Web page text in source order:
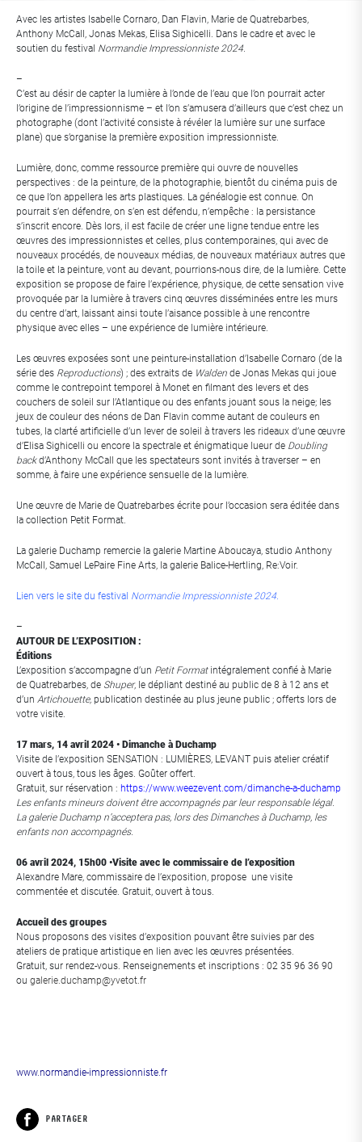
Avec les artistes Isabelle Cornaro, Dan Flavin, Marie de Quatrebarbes,
Anthony McCall, Jonas Mekas, Elisa Sighicelli. Dans le cadre et avec le
soutien du festival Normandie Impressionniste 2024.
–
C’est au désir de capter la lumière à l’onde de l’eau que l’on pourrait acter
l’origine de l’impressionnisme – et l’on s’amusera d’ailleurs que c’est chez un
photographe (dont l’activité consiste à révéler la lumière sur une surface
plane) que s’organise la première exposition impressionniste.
Lumière, donc, comme ressource première qui ouvre de nouvelles
perspectives : de la peinture, de la photographie, bientôt du cinéma puis de
ce que l’on appellera les arts plastiques. La généalogie est connue. On
pourrait s’en défendre, on s’en est défendu, n’empêche : la persistance
s’inscrit encore. Dès lors, il est facile de créer une ligne tendue entre les
œuvres des impressionnistes et celles, plus contemporaines, qui avec de
nouveaux procédés, de nouveaux médias, de nouveaux matériaux autres que
la toile et la peinture, vont au devant, pourrions-nous dire, de la lumière. Cette
exposition se propose de faire l’expérience, physique, de cette sensation vive
provoquée par la lumière à travers cinq œuvres disséminées entre les murs
du centre d’art, laissant ainsi toute l’aisance possible à une rencontre
physique avec elles – une expérience de lumière intérieure.
Les œuvres exposées sont une peinture-installation d’Isabelle Cornaro (de la
série des Reproductions) ; des extraits de Walden de Jonas Mekas qui joue
comme le contrepoint temporel à Monet en filmant des levers et des
couchers de soleil sur l’Atlantique ou des enfants jouant sous la neige; les
jeux de couleur des néons de Dan Flavin comme autant de couleurs en
tubes, la clarté artificielle d’un lever de soleil à travers les rideaux d’une œuvre
d’Elisa Sighicelli ou encore la spectrale et énigmatique lueur de Doubling
backd’Anthony McCall que les spectateurs sont invités à traverser – en
somme, à faire une expérience sensuelle de la lumière.
Une œuvre de Marie de Quatrebarbes écrite pour l’occasion sera éditée dans
la collection Petit Format.
La galerie Duchamp remercie la galerie Martine Aboucaya, studio Anthony
McCall, Samuel LePaire Fine Arts, la galerie Balice-Hertling, Re:Voir.
Lien vers le site du festival Normandie Impressionniste 2024.
–
AUTOUR DE L’EXPOSITION :
Éditions
L’exposition s’accompagne d’un Petit Formatintégralement confié à Marie
de Quatrebarbes, de Shuper, le dépliant destiné au public de 8 à 12 ans et
d’un Artichouette, publication destinée au plus jeune public ; offerts lors de
votre visite.
17 mars, 14 avril 2024 • Dimanche à Duchamp
Visite de l’exposition SENSATION : LUMIÈRES, LEVANT puis atelier créatif
ouvert à tous, tous les âges. Goûter offert.
Gratuit, sur réservation : https://www.weezevent.com/dimanche-a-duchamp
Les enfants mineurs doivent être accompagnés par leur responsable légal.
La galerie Duchamp n’acceptera pas, lors des Dimanches à Duchamp, les
enfants non accompagnés.
06 avril 2024, 15h00 •Visite avec le commissaire de l’exposition
Alexandre Mare, commissaire de l’exposition, propose une visite
commentée et discutée. Gratuit, ouvert à tous.
Accueil des groupes
Nous proposons des visites d’exposition pouvant être suivies par des
ateliers de pratique artistique en lien avec les œuvres présentées.
Gratuit, sur rendez-vous. Renseignements et inscriptions : 02 35 96 36 90
ou galerie.duchamp@yvetot.fr
www.normandie-impressionniste.fr
Facebook
PARTAGER